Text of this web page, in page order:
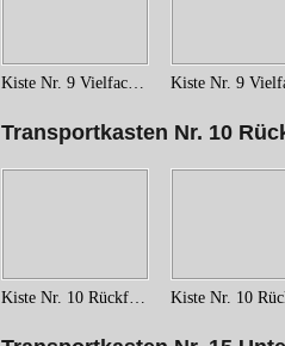
Kiste Nr. 9 Vielfachkabel (2)
Transportkasten Nr. 10